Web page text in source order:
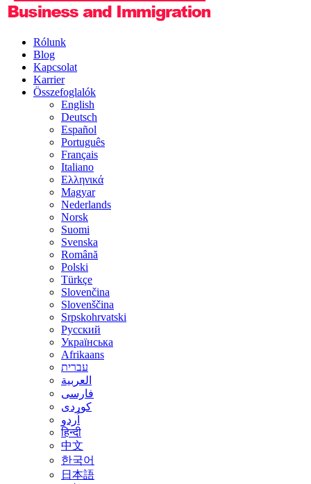
Rólunk
Blog
Kapcsolat
Karrier
Összefoglalók
English
Deutsch
Español
Português
Français
Italiano
Ελληνικά
Magyar
Nederlands
Norsk
Suomi
Svenska
Română
Polski
Türkçe
Slovenčina
Slovenščina
Srpskohrvatski
Русский
Українська
Afrikaans
עברית
العربية
فارسی
کوردی
اُردو
हिन्दी
中文
한국어
日本語